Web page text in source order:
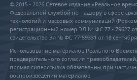
© 2015 - 2026 Сетевое издание «Реальное
Федеральной службой по надзору в сфере
технологий и массовых коммуникаций
регистрационный номер ЭЛ № ФС 77 - 79627 от
свидетельство Эл № ФС 77-59331 от 18
Использование материалов Реального
предварительного согласия
прямая гиперссылка обязательны при
воспроизведении материалов.